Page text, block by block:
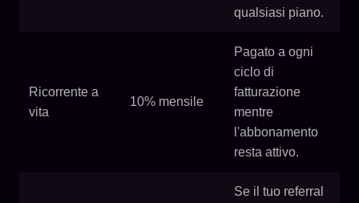
qualsiasi piano.
Ricorrente a
vita
10% mensile
Pagato a ogni
ciclo di
fatturazione
mentre
l'abbonamento
resta attivo.
Se il tuo referral